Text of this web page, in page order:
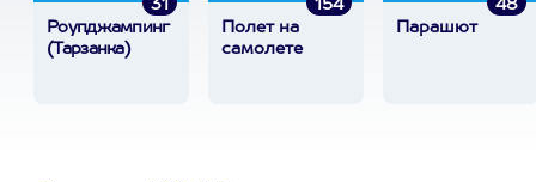
31
Роупджампинг
(Тарзанка)
154
Полет на
самолете
48
Парашют